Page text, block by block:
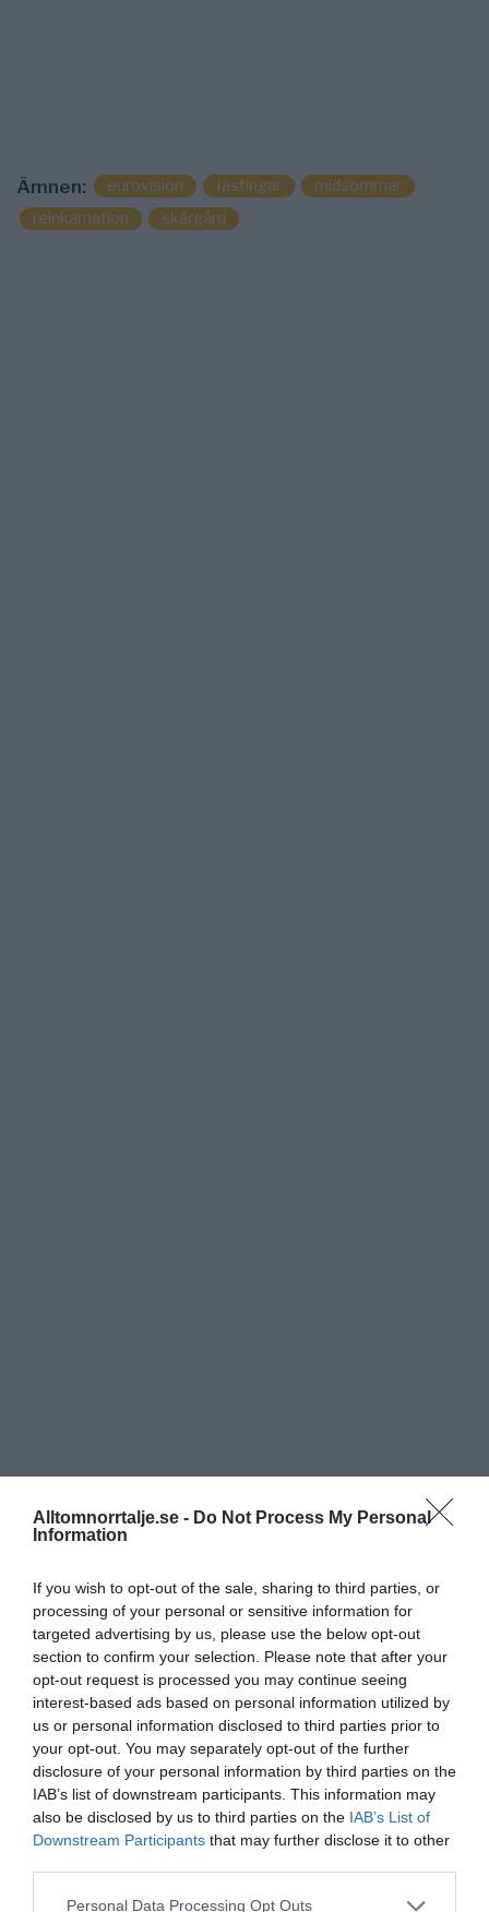
Alltomnorrtalje.se - Do Not Process My Personal
Information
If you wish to opt-out of the sale, sharing to third parties, or
processing of your personal or sensitive information for
targeted advertising by us, please use the below opt-out
section to confirm your selection. Please note that after your
opt-out request is processed you may continue seeing
interest-based ads based on personal information utilized by
us or personal information disclosed to third parties prior to
your opt-out. You may separately opt-out of the further
disclosure of your personal information by third parties on the
IAB’s list of downstream participants. This information may
also be disclosed by us to third parties on the IAB’s List of
Downstream Participants that may further disclose it to other
Personal Data Processing Opt Outs
Ämnen: eurovision fästingar
midsommar
reinkarnation
skärgård